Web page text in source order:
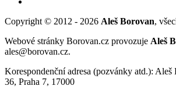
Copyright © 2012 - 2026 Aleš Borovan,
Webové stránky Borovan.cz provozuje Aleš
ales@borovan.cz.
Korespondenční adresa (pozvánky atd.):
36, Praha 7, 17000